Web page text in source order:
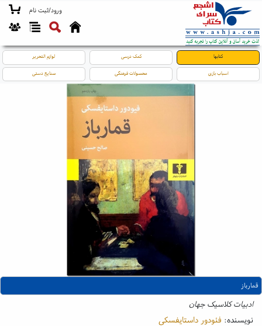
ورود/ثبت نام
کتابها کمک درسی لوازم التحریر
اسباب بازی محصولات فرهنگی صنایع دستی
قمارباز
ادبیات کلاسیک جهان
نویسنده: فئودور داستایفسکی